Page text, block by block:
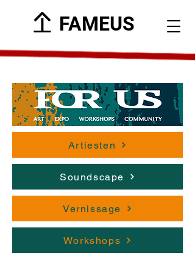
FAMEUS
Artiesten
Soundscape
Vernissage
Workshops